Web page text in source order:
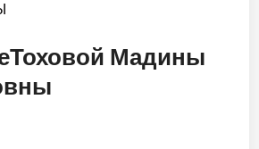
Мадины